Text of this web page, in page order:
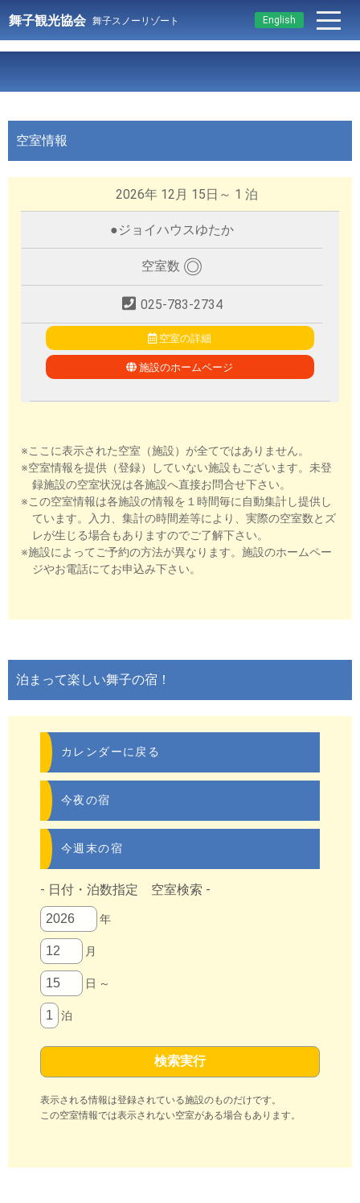
English
舞子観光協会 舞子スノーリゾート
空室情報
2026年 12月 15日～ 1 泊
●ジョイハウスゆたか
空室数 ◎
025-783-2734
空室の詳細
施設のホームページ
※ここに表示された空室（施設）が全てではありません。
※空室情報を提供（登録）していない施設もございます。未登
録施設の空室状況は各施設へ直接お問合せ下さい。
※この空室情報は各施設の情報を１時間毎に自動集計し提供し
ています。入力、集計の時間差等により、実際の空室数とズ
レが生じる場合もありますのでご了解下さい。
※施設によってご予約の方法が異なります。施設のホームペー
ジやお電話にてお申込み下さい。
泊まって楽しい舞子の宿！
カレンダーに戻る
今夜の宿
今週末の宿
- 日付・泊数指定 空室検索 -
年
月
日 ～
泊
表示される情報は登録されている施設のものだけです。
この空室情報では表示されない空室がある場合もあります。